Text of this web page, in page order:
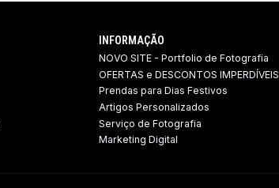
INFORMAÇÃO
NOVO SITE - Portfolio de Fotografia
OFERTAS e DESCONTOS IMPERDÍVEIS
Prendas para Dias Festivos
Artigos Personalizados
Serviço de Fotografia
Marketing Digital